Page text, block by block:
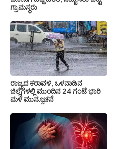
ಗ್ರಾಮಸ್ಥರು
ರಾಜ್ಯದ ಕರಾವಳಿ, ಒಳನಾಡಿನ
ಜಿಲ್ಲೆಗಳಲ್ಲಿ ಮುಂದಿನ 24 ಗಂಟೆ ಭಾರಿ
ಮಳೆ ಮುನ್ಸೂಚನೆ